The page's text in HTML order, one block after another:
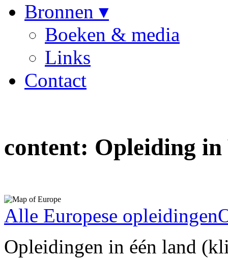
Bronnen ▾
Boeken & media
Links
Contact
content: Opleiding in
Alle Europese opleidingen
Opleidingen in één land